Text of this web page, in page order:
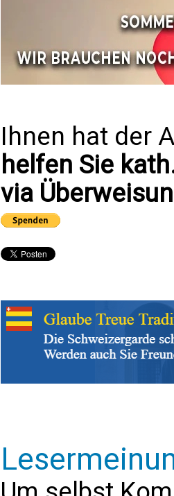
Ihnen hat der
helfen Sie
via